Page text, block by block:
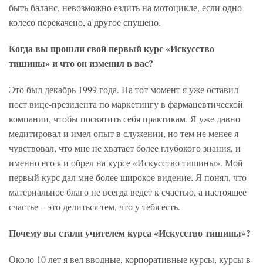
быть баланс, невозможно ездить на мотоцикле, если одно
колесо перекачено, а другое спущено.
Когда вы прошли свой первый курс «Искусство
тишины» и что он изменил в вас?
Это был декабрь 1999 года. На тот момент я уже оставил
пост вице-президента по маркетингу в фармацевтической
компании, чтобы посвятить себя практикам. Я уже давно
медитировал и имел опыт в служении, но тем не менее я
чувствовал, что мне не хватает более глубокого знания, и
именно его я и обрел на курсе «Искусство тишины». Мой
первый курс дал мне более широкое видение. Я понял, что
материальное благо не всегда ведет к счастью, а настоящее
счастье – это делиться тем, что у тебя есть.
Почему вы стали учителем курса «Искусство тишины»?
Около 10 лет я вел вводные, корпоративные курсы, курсы в